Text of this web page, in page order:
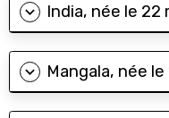
India, née le 22
Mangala, née